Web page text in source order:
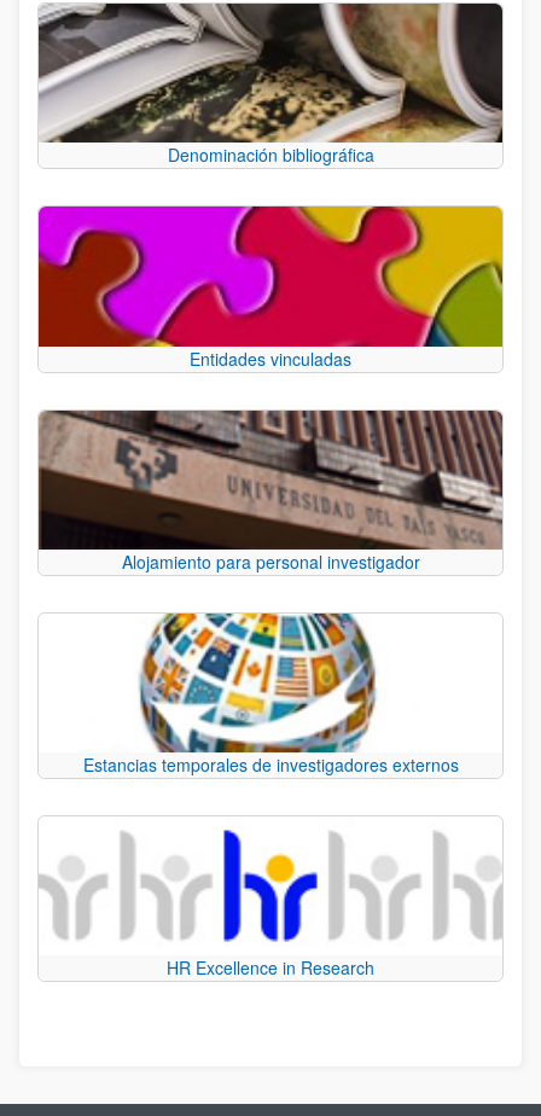
Denominación bibliográfica
Entidades vinculadas
Alojamiento para personal investigador
Estancias temporales de investigadores externos
HR Excellence in Research